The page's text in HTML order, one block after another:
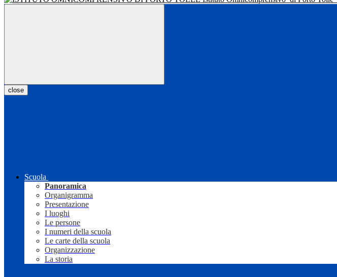
close
Scuola
Panoramica
Organigramma
Presentazione
I luoghi
Le persone
I numeri della scuola
Le carte della scuola
Organizzazione
La storia